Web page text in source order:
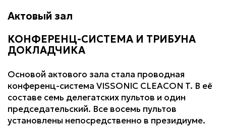
Актовый зал
КОНФЕРЕНЦ-СИСТЕМА И ТРИБУНА
ДОКЛАДЧИКА
Основой актового зала стала проводная
конференц-система VISSONIC CLEACON T. В её
составе семь делегатских пультов и один
председательский. Все восемь пультов
установлены непосредственно в президиуме.